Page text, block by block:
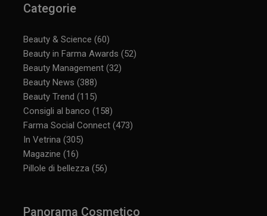
Categorie
Beauty & Science (60)
Beauty in Farma Awards (52)
Beauty Management (32)
Beauty News (388)
Beauty Trend (115)
Consigli al banco (158)
Farma Social Connect (473)
In Vetrina (305)
Magazine (16)
Pillole di bellezza (56)
Panorama Cosmetico